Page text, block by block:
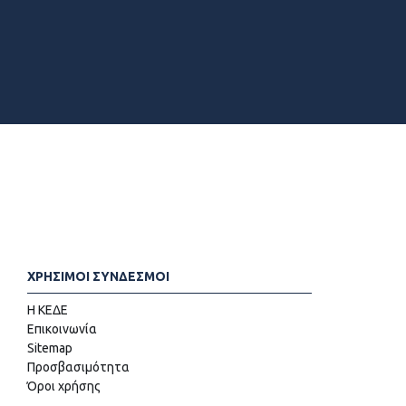
ΧΡΗΣΙΜΟΙ ΣΥΝΔΕΣΜΟΙ
Η ΚΕΔΕ
Επικοινωνία
Sitemap
Προσβασιμότητα
Όροι χρήσης